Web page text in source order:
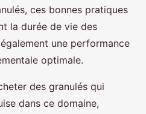
ces bonnes pratiques
la durée de vie des
une performance
optimale.
des granulés qui
dans ce domaine,